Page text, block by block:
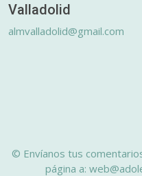
Valladolid
almvalladolid@gmail.com
© Envíanos tus
página a: